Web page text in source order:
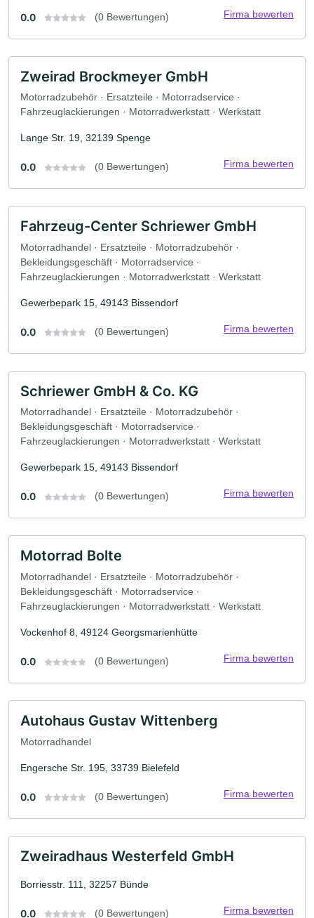
0.0 (0 Bewertungen) Firma bewerten
Zweirad Brockmeyer GmbH
Motorradzubehör · Ersatzteile · Motorradservice ·
Fahrzeuglackierungen · Motorradwerkstatt · Werkstatt
Lange Str. 19, 32139 Spenge
0.0 (0 Bewertungen) Firma bewerten
Fahrzeug-Center Schriewer GmbH
Motorradhandel · Ersatzteile · Motorradzubehör ·
Bekleidungsgeschäft · Motorradservice ·
Fahrzeuglackierungen · Motorradwerkstatt · Werkstatt
Gewerbepark 15, 49143 Bissendorf
0.0 (0 Bewertungen) Firma bewerten
Schriewer GmbH & Co. KG
Motorradhandel · Ersatzteile · Motorradzubehör ·
Bekleidungsgeschäft · Motorradservice ·
Fahrzeuglackierungen · Motorradwerkstatt · Werkstatt
Gewerbepark 15, 49143 Bissendorf
0.0 (0 Bewertungen) Firma bewerten
Motorrad Bolte
Motorradhandel · Ersatzteile · Motorradzubehör ·
Bekleidungsgeschäft · Motorradservice ·
Fahrzeuglackierungen · Motorradwerkstatt · Werkstatt
Vockenhof 8, 49124 Georgsmarienhütte
0.0 (0 Bewertungen) Firma bewerten
Autohaus Gustav Wittenberg
Motorradhandel
Engersche Str. 195, 33739 Bielefeld
0.0 (0 Bewertungen) Firma bewerten
Zweiradhaus Westerfeld GmbH
Borriesstr. 111, 32257 Bünde
0.0 (0 Bewertungen) Firma bewerten